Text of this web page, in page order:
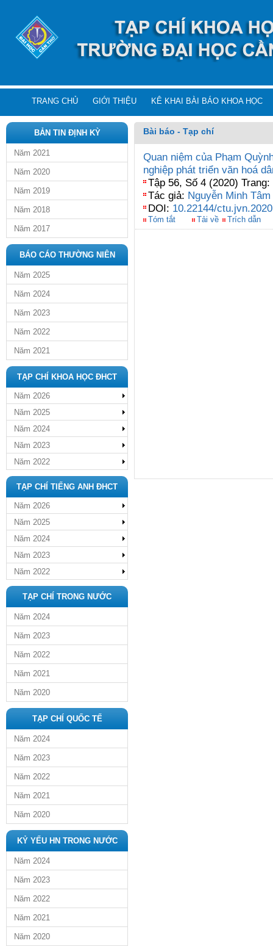
TRANG CHỦ GIỚI THIỆU KÊ KHAI BÀI BÁO KHOA HỌC
BẢN TIN ĐỊNH KỲ
Năm 2021
Năm 2020
Năm 2019
Năm 2018
Năm 2017
BÁO CÁO THƯỜNG NIÊN
Năm 2025
Năm 2024
Năm 2023
Năm 2022
Năm 2021
TẠP CHÍ KHOA HỌC ĐHCT
Năm 2026
Năm 2025
Năm 2024
Năm 2023
Năm 2022
TẠP CHÍ TIẾNG ANH ĐHCT
Năm 2026
Năm 2025
Năm 2024
Năm 2023
Năm 2022
TẠP CHÍ TRONG NƯỚC
Năm 2024
Năm 2023
Năm 2022
Năm 2021
Năm 2020
TẠP CHÍ QUỐC TẾ
Năm 2024
Năm 2023
Năm 2022
Năm 2021
Năm 2020
KỶ YẾU HN TRONG NƯỚC
Năm 2024
Năm 2023
Năm 2022
Năm 2021
Năm 2020
Bài báo - Tạp chí
Quan niệm của Phạm
nghiệp phát triển văn hoá
Tập 56, Số 4 (2020) Trang:
Tác giả: Nguyễn Minh Tâm
DOI: 10.22144/
Tóm tắt Tải về Trích dẫn